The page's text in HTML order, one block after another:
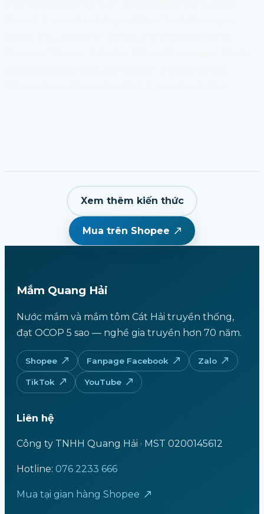
Xem thêm kiến thức
Mua trên Shopee
Mắm Quang Hải
Nước mắm và mắm tôm Cát Hải truyền thống,
đạt OCOP 5 sao — nghề gia truyền hơn 70 năm.
Shopee Fanpage Facebook Zalo
TikTok YouTube
Liên hệ
Công ty TNHH Quang Hải · MST 0200145612
Hotline: 076 2233 666
Mua tại gian hàng Shopee